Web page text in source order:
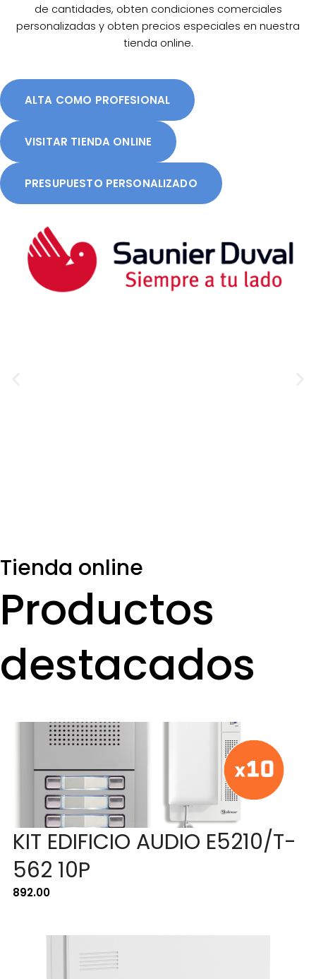
de cantidades, obten condiciones comerciales
personalizadas y obten precios especiales en nuestra
tienda online.
ALTA COMO PROFESIONAL
VISITAR TIENDA ONLINE
PRESUPUESTO PERSONALIZADO
Tienda online
Productos
destacados
KIT EDIFICIO AUDIO E5210/T-
562 10P
892.00